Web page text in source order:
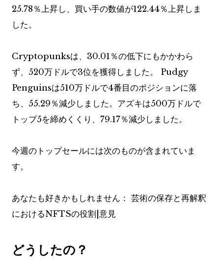
25.78％上昇し、買い手の数値が122.44％上昇しま
した。
Cryptopunksは、30.01％の低下にもかかわら
ず、520万ドルで3位を獲得しました。 Pudgy
Penguinsは510万ドルで4番目のポジションに落
ち、55.29％減少しました。アズキは500万ドルで
トップ5を締めくくり、79.17％減少しました。
今週のトップセールには次のものが含まれていま
す。
あなたも好きかもしれません： 芸術の保存と再解釈
におけるNFTSの役割|意見
どうしたの？